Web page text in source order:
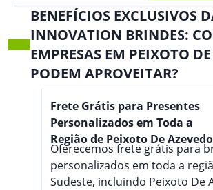
BENEFÍCIOS EXCLUSIVOS
INNOVATION BRINDES:
EMPRESAS EM PEIXOTO
PODEM APROVEITAR?
Frete Grátis para Presentes
Personalizados em Toda a
Região de Peixoto De Azevedo
Oferecemos frete grátis para
personalizados em toda a
Sudeste, incluindo Peixoto De